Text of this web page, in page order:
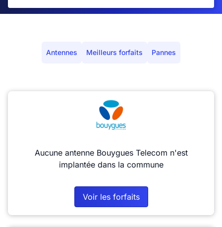
Antennes Meilleurs forfaits Pannes
Aucune antenne Bouygues Telecom n'est
implantée dans la commune
Voir les forfaits